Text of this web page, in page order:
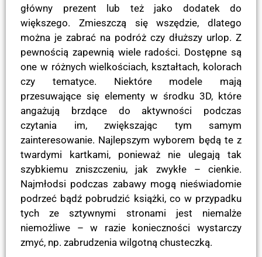
główny prezent lub też jako dodatek do
większego. Zmieszczą się wszędzie, dlatego
można je zabrać na podróż czy dłuższy urlop. Z
pewnością zapewnią wiele radości. Dostępne są
one w różnych wielkościach, kształtach, kolorach
czy tematyce. Niektóre modele mają
przesuwające się elementy w środku 3D, które
angażują brzdące do aktywności podczas
czytania im, zwiększając tym samym
zainteresowanie. Najlepszym wyborem będą te z
twardymi kartkami, ponieważ nie ulegają tak
szybkiemu zniszczeniu, jak zwykłe – cienkie.
Najmłodsi podczas zabawy mogą nieświadomie
podrzeć bądź pobrudzić książki, co w przypadku
tych ze sztywnymi stronami jest niemalże
niemożliwe – w razie konieczności wystarczy
zmyć, np. zabrudzenia wilgotną chusteczką.